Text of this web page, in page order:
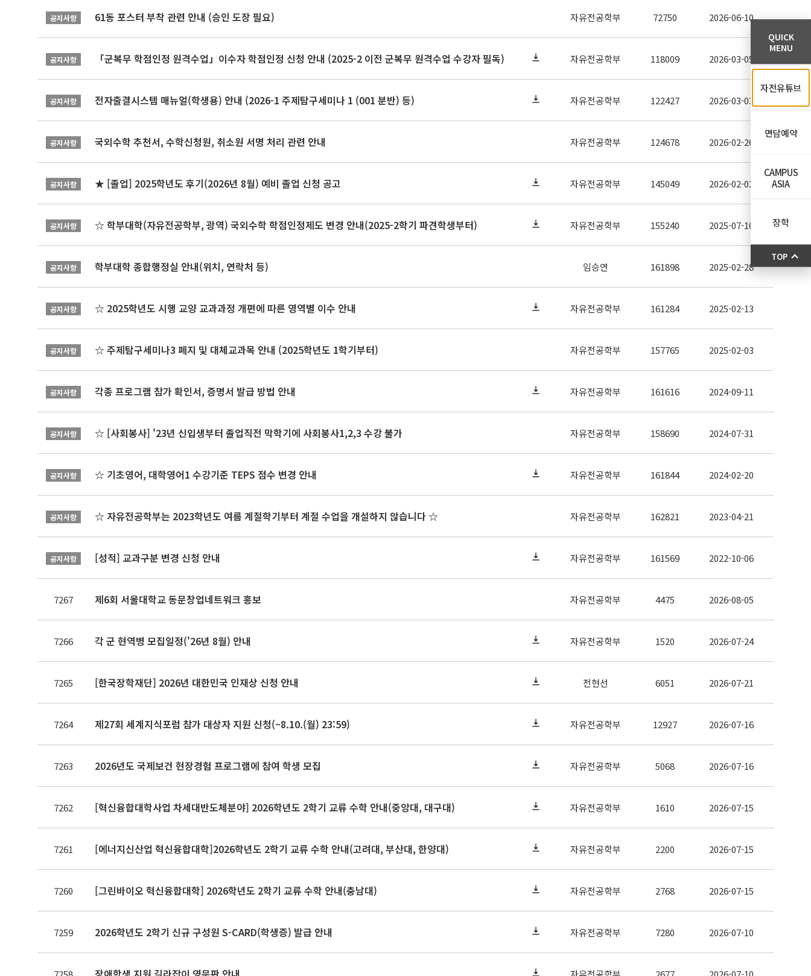
공지사항 61동 포스터 부착 관련 안내 (승인 도장 필요) 자유전공학부 72750 2026-06-10
공지사항 「군복무 학점인정 원격수업」이수자 학점인정 신청 안내 (2025-2 이전 군복무 원격수업 수강자 필독) 자유전공학부 118009 2026-03-05
공지사항 전자출결시스템 매뉴얼(학생용) 안내 (2026-1 주제탐구세미나 1 (001 분반) 등) 자유전공학부 122427 2026-03-03
공지사항 국외수학 추천서, 수학신청원, 취소원 서명 처리 관련 안내 자유전공학부 124678 2026-02-26
공지사항 ★ [졸업] 2025학년도 후기(2026년 8월) 예비 졸업 신청 공고 자유전공학부 145049 2026-02-02
공지사항 ☆ 학부대학(자유전공학부, 광역) 국외수학 학점인정제도 변경 안내(2025-2학기 파견학생부터) 자유전공학부 155240 2025-07-10
공지사항 학부대학 종합행정실 안내(위치, 연락처 등) 임승연 161898 2025-02-28
공지사항 ☆ 2025학년도 시행 교양 교과과정 개편에 따른 영역별 이수 안내 자유전공학부 161284 2025-02-13
공지사항 ☆ 주제탐구세미나3 폐지 및 대체교과목 안내 (2025학년도 1학기부터) 자유전공학부 157765 2025-02-03
공지사항 각종 프로그램 참가 확인서, 증명서 발급 방법 안내 자유전공학부 161616 2024-09-11
공지사항 ☆ [사회봉사] '23년 신입생부터 졸업직전 막학기에 사회봉사1,2,3 수강 불가 자유전공학부 158690 2024-07-31
공지사항 ☆ 기초영어, 대학영어1 수강기준 TEPS 점수 변경 안내 자유전공학부 161844 2024-02-20
공지사항 ☆ 자유전공학부는 2023학년도 여름 계절학기부터 계절 수업을 개설하지 않습니다 ☆ 자유전공학부 162821 2023-04-21
공지사항 [성적] 교과구분 변경 신청 안내 자유전공학부 161569 2022-10-06
7267 제6회 서울대학교 동문창업네트워크 홍보 자유전공학부 4475 2026-08-05
7266 각 군 현역병 모집일정('26년 8월) 안내 자유전공학부 1520 2026-07-24
7265 [한국장학재단] 2026년 대한민국 인재상 신청 안내 전현선 6051 2026-07-21
7264 제27회 세계지식포럼 참가 대상자 지원 신청(~8.10.(월) 23:59) 자유전공학부 12927 2026-07-16
7263 2026년도 국제보건 현장경험 프로그램에 참여 학생 모집 자유전공학부 5068 2026-07-16
7262 [혁신융합대학사업 차세대반도체분야] 2026학년도 2학기 교류 수학 안내(중앙대, 대구대) 자유전공학부 1610 2026-07-15
7261 [에너지신산업 혁신융합대학]2026학년도 2학기 교류 수학 안내(고려대, 부산대, 한양대) 자유전공학부 2200 2026-07-15
7260 [그린바이오 혁신융합대학] 2026학년도 2학기 교류 수학 안내(충남대) 자유전공학부 2768 2026-07-15
7259 2026학년도 2학기 신규 구성원 S-CARD(학생증) 발급 안내 자유전공학부 7280 2026-07-10
QUICK
MENU
자전유튜브
면담예약
CAMPUS
ASIA
장학
TOP